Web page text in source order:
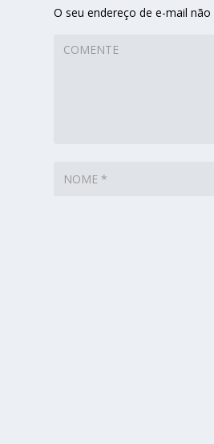
O seu endereço de e-mail não